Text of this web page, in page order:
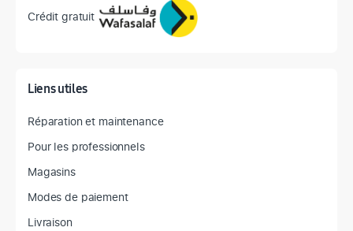
Crédit gratuit
Liens utiles
Réparation et maintenance
Pour les professionnels
Magasins
Modes de paiement
Livraison